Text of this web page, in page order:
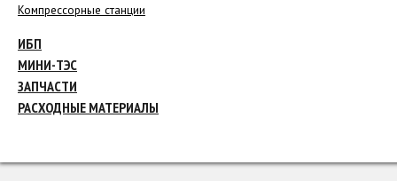
Компрессорные станции
ИБП
МИНИ-ТЭС
ЗАПЧАСТИ
РАСХОДНЫЕ МАТЕРИАЛЫ